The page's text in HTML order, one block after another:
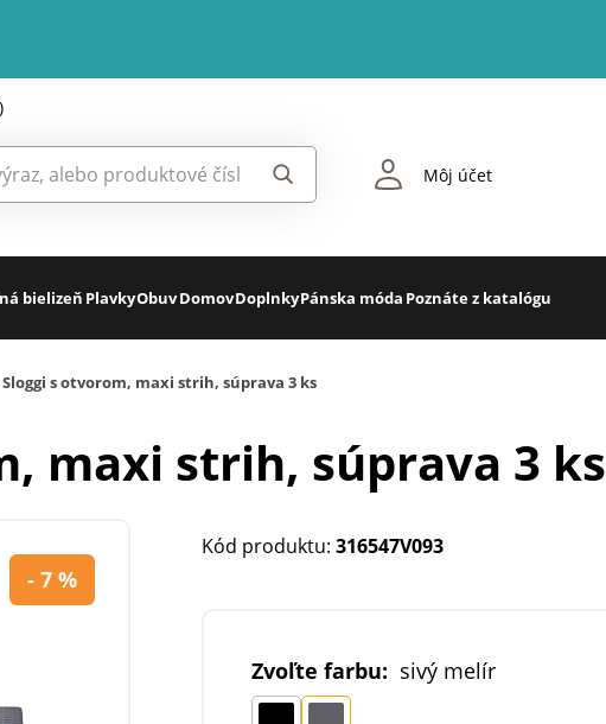
Môj účet
bielizeň PlavkyObuvDomovDoplnkyPánska móda Poznáte z katalógu
Sloggi s otvorom, maxi strih, súprava 3 ks
maxi strih, súprava 3 ks
- 7 %
Kód produktu: 316547V093
Zvoľte farbu: sivý melír